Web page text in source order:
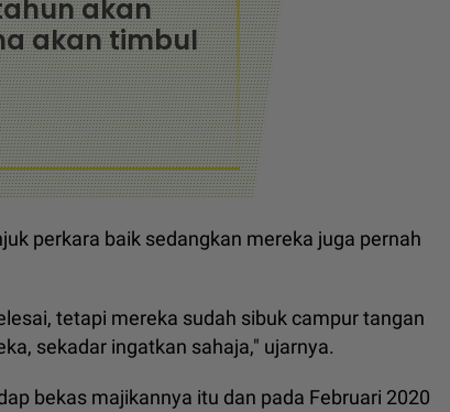
akan
akan timbul
perkara baik sedangkan mereka juga pernah
tetapi mereka sudah sibuk campur tangan
sekadar ingatkan sahaja," ujarnya.
bekas majikannya itu dan pada Februari 2020